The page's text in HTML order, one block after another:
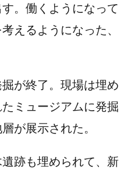
。働くようになって
えるようになった、
が終了。現場は埋め
ミュージアムに発掘
が展示された。
跡も埋められて、新